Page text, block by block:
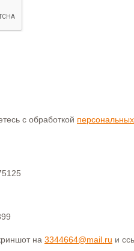
с обработкой
на 3344664@mail.ru и